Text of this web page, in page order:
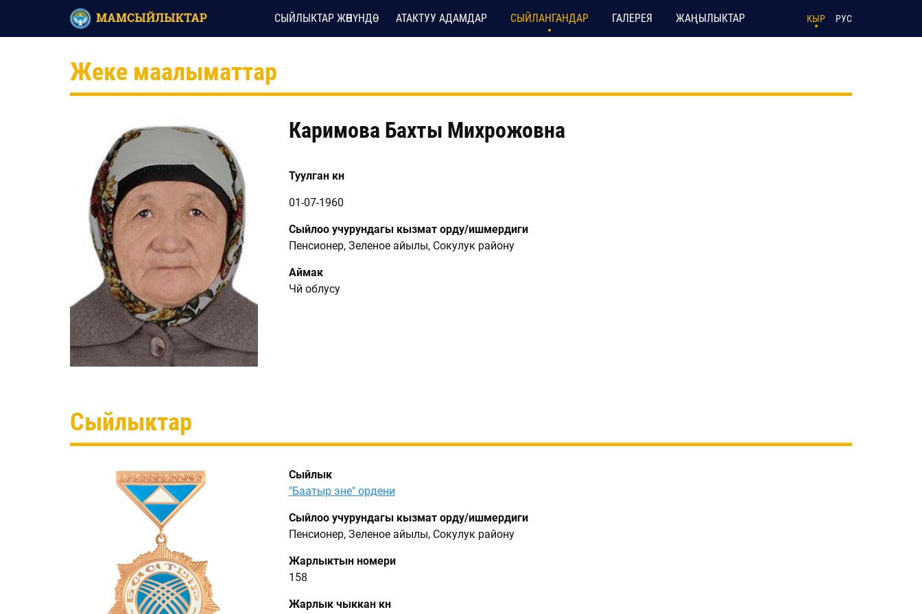
СЫЙЛЫКТАР ЖӨНҮНДӨ АТАКТУУ АДАМДАР СЫЙЛАНГАНДАР ГАЛЕРЕЯ ЖАҢЫЛЫКТАР КЫР РУС
Жеке маалыматтар
Каримова Бахты Михрожовна
Туулган күнү
01-07-1960
Сыйлоо учурундагы кызмат орду/ишмердиги
Пенсионер, Зеленое айылы, Сокулук району
Аймак
Чүй облусу
Сыйлыктар
Сыйлык
"Баатыр эне" ордени
Сыйлоо учурундагы кызмат орду/ишмердиги
Пенсионер, Зеленое айылы, Сокулук району
Жарлыктын номери
158
Жарлык чыккан күнү